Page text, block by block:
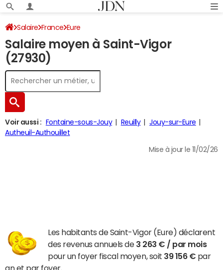
Salaire France Eure
Salaire moyen à Saint-Vigor
(27930)
Voir aussi : Fontaine-sous-Jouy Reuilly
Jouy-sur-Eure
Autheuil-Authouillet
Mise à jour le 11/02/26
Les habitants de Saint-Vigor (Eure) déclarent
des revenus annuels de 3 263 € / par mois
pour un foyer fiscal moyen, soit 39 156 € par
an et par foyer.